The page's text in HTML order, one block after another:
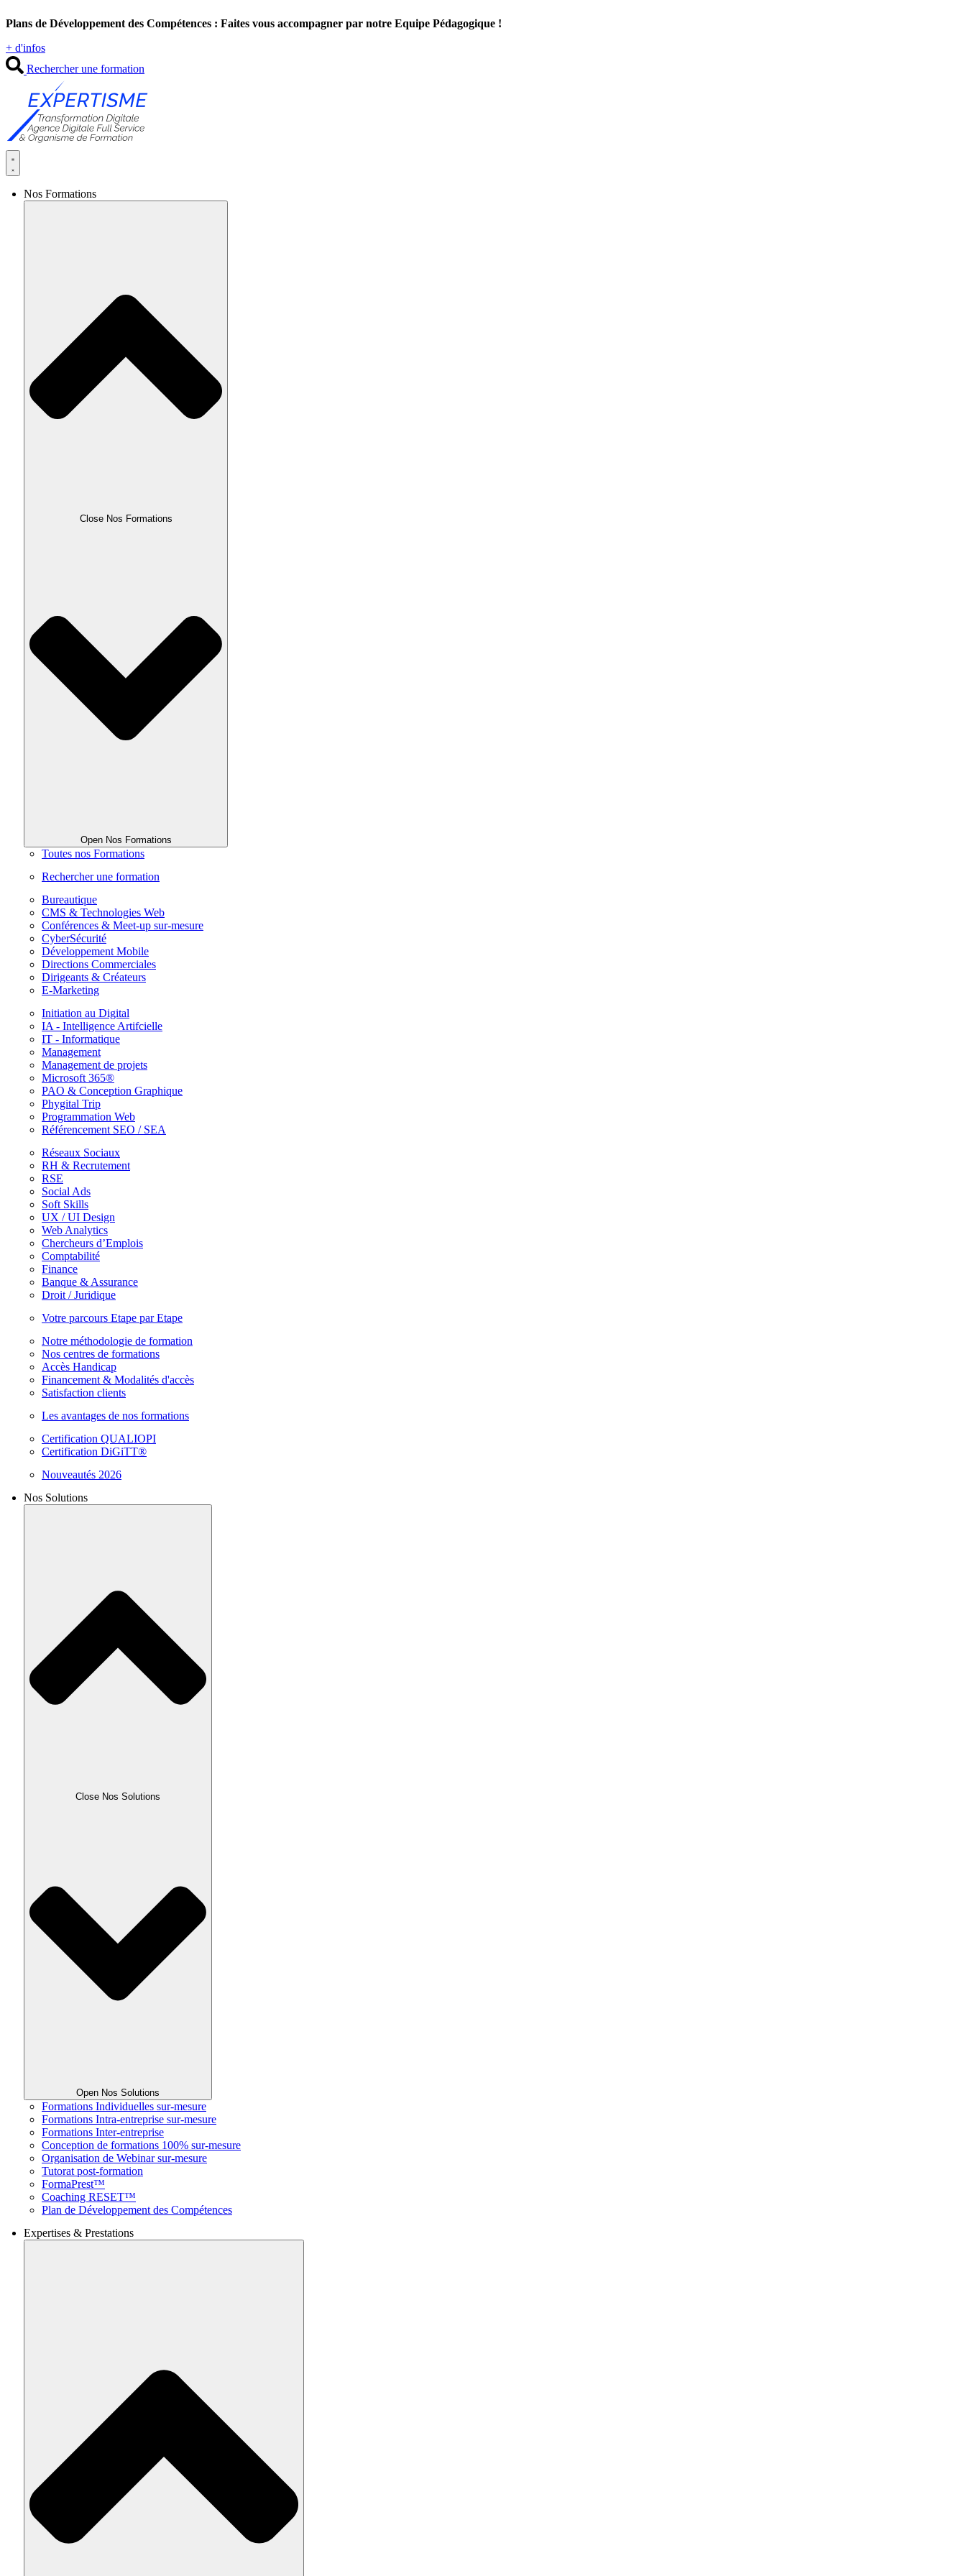
au
Plans de Développement des Compétences : Faites vous accompagner par notre Equipe Pédagogique !
+ d'infos
Rechercher une formation
Nos Formations
Close Nos Formations
Open Nos Formations
Toutes nos Formations
Rechercher une formation
Bureautique
CMS & Technologies Web
Conférences & Meet-up sur-mesure
CyberSécurité
Développement Mobile
Directions Commerciales
Dirigeants & Créateurs
E-Marketing
Initiation au Digital
IA - Intelligence Artifcielle
IT - Informatique
Management
Management de projets
Microsoft 365®
PAO & Conception Graphique
Phygital Trip
Programmation Web
Référencement SEO / SEA
Réseaux Sociaux
RH & Recrutement
RSE
Social Ads
Soft Skills
UX / UI Design
Web Analytics
Chercheurs d’Emplois
Comptabilité
Finance
Banque & Assurance
Droit / Juridique
Votre parcours Etape par Etape
Notre méthodologie de formation
Nos centres de formations
Accès Handicap
Financement & Modalités d'accès
Satisfaction clients
Les avantages de nos formations
Certification QUALIOPI
Certification DiGiTT®
Nouveautés 2026
Nos Solutions
Close Nos Solutions
Open Nos Solutions
Formations Individuelles sur-mesure
Formations Intra-entreprise sur-mesure
Formations Inter-entreprise
Conception de formations 100% sur-mesure
Organisation de Webinar sur-mesure
Tutorat post-formation
FormaPrest™
Coaching RESET™
Plan de Développement des Compétences
Expertises & Prestations